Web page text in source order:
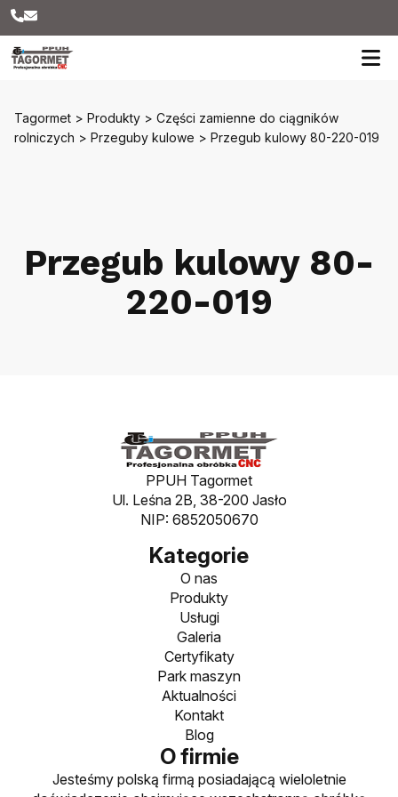
Tagormet > Produkty > Części zamienne do ciągników
rolniczych > Przeguby kulowe > Przegub kulowy 80-220-019
Przegub kulowy 80-
220-019
PPUH Tagormet
Ul. Leśna 2B, 38-200 Jasło
NIP: 6852050670
Kategorie
O nas
Produkty
Usługi
Galeria
Certyfikaty
Park maszyn
Aktualności
Kontakt
Blog
O firmie
Jesteśmy polską firmą posiadającą wieloletnie